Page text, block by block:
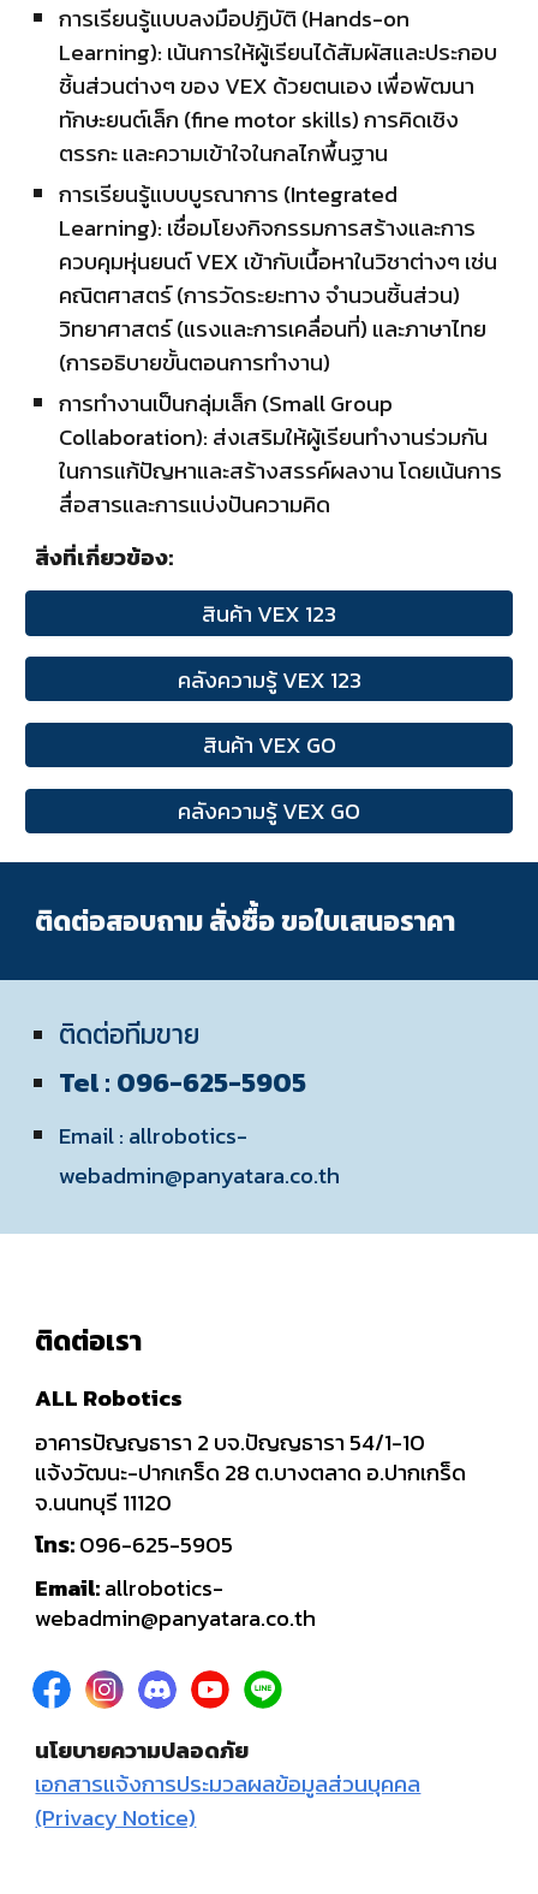
การเรียนรู้แบบลงมือปฏิบัติ (Hands-on
Learning): เน้นการให้ผู้เรียนได้สัมผัสและประกอบ
ชิ้นส่วนต่างๆ ของ VEX ด้วยตนเอง เพื่อพัฒนา
ทักษะยนต์เล็ก (fine motor skills) การคิดเชิง
ตรรกะ และความเข้าใจในกลไกพื้นฐาน
การเรียนรู้แบบบูรณาการ (Integrated
Learning): เชื่อมโยงกิจกรรมการสร้างและการ
ควบคุมหุ่นยนต์ VEX เข้ากับเนื้อหาในวิชาต่างๆ เช่น
คณิตศาสตร์ (การวัดระยะทาง จำนวนชิ้นส่วน)
วิทยาศาสตร์ (แรงและการเคลื่อนที่) และภาษาไทย
(การอธิบายขั้นตอนการทำงาน)
การทำงานเป็นกลุ่มเล็ก (Small Group
Collaboration): ส่งเสริมให้ผู้เรียนทำงานร่วมกัน
ในการแก้ปัญหาและสร้างสรรค์ผลงาน โดยเน้นการ
สื่อสารและการแบ่งปันความคิด
สิ่งที่เกี่ยวข้อง:
สินค้า VEX 123
คลังความรู้ VEX 123
สินค้า VEX GO
คลังความรู้ VEX GO
ติดต่อสอบถาม สั่งซื้อ ขอใบเสนอราคา
ติดต่อทีมขาย
Tel : 096-625-5905
Email : allrobotics-
webadmin@panyatara.co.th
ติดต่อเรา
ALL Robotics
อาคารปัญญธารา 2 บจ.ปัญญธารา 54/1-10
แจ้งวัฒนะ-ปากเกร็ด 28 ต.บางตลาด อ.ปากเกร็ด
จ.นนทบุรี 11120
โทร:096-625-5905
Email:allrobotics-
webadmin@panyatara.co.th
นโยบายความปลอดภัย
เอกสารแจ้งการประมวลผลข้อมูลส่วนบุคคล
(Privacy Notice)